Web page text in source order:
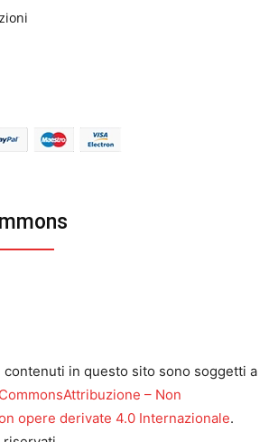
contenuti in questo sito sono soggetti a
– Non
opere derivate 4.0 Internazionale.